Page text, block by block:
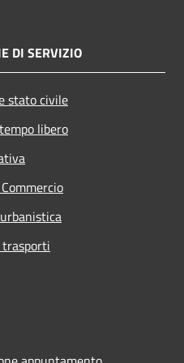
DI SERVIZIO
stato civile
libero